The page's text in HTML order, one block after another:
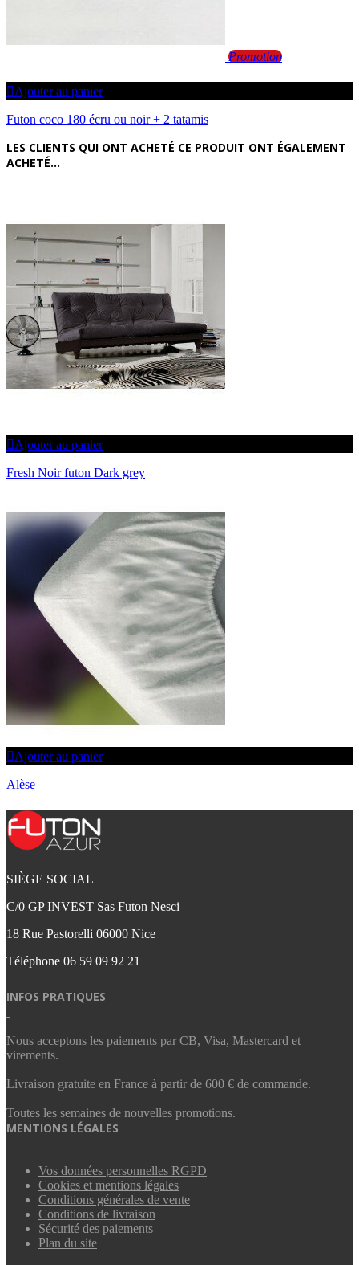
Promotion
Ajouter au panier
Futon coco 180 écru ou noir + 2 tatamis
LES CLIENTS QUI ONT ACHETÉ CE PRODUIT ONT ÉGALEMENT
ACHETÉ...
Ajouter au panier
Fresh Noir futon Dark grey
Ajouter au panier
Alèse
SIÈGE SOCIAL
C/0 GP INVEST Sas Futon Nesci
18 Rue Pastorelli 06000 Nice
Téléphone 06 59 09 92 21‬
INFOS PRATIQUES
Nous acceptons les paiements par CB, Visa, Mastercard et
virements.
Livraison gratuite en France à partir de 600 € de commande.
Toutes les semaines de nouvelles promotions.
MENTIONS LÉGALES
Vos données personnelles RGPD
Cookies et mentions légales
Conditions générales de vente
Conditions de livraison
Sécurité des paiements
Plan du site